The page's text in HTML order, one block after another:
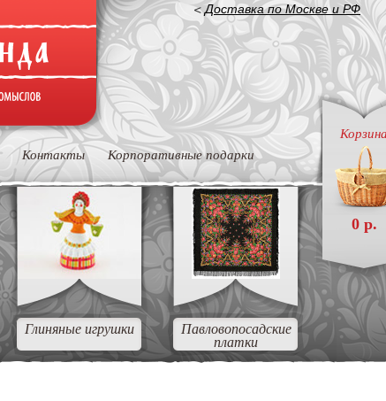
<Доставка по Москве и РФ
Корзина
0 р.
Контакты Корпоративные подарки
Глиняные игрушки Павловопосадские
платки